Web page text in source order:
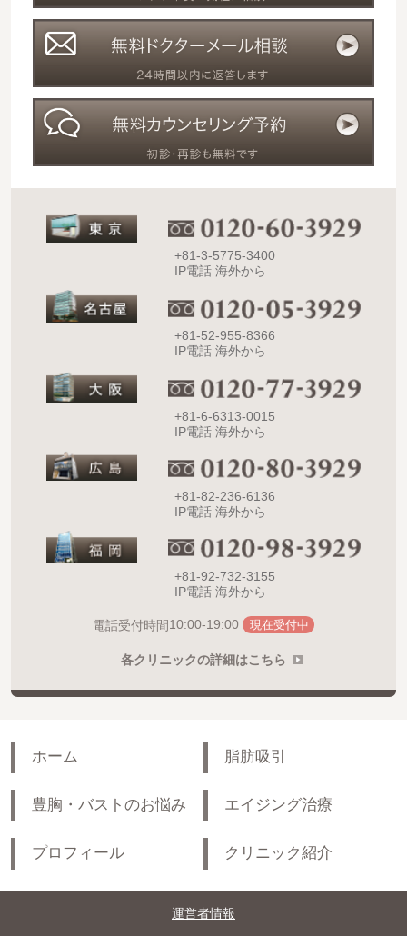
+81-3-5775-3400
IP電話 海外から
+81-52-955-8366
IP電話 海外から
+81-6-6313-0015
IP電話 海外から
+81-82-236-6136
IP電話 海外から
+81-92-732-3155
IP電話 海外から
電話受付時間10:00-19:00 現在受付中
各クリニックの詳細はこちら
ホーム 脂肪吸引
豊胸・バストのお悩み エイジング治療
プロフィール クリニック紹介
運営者情報